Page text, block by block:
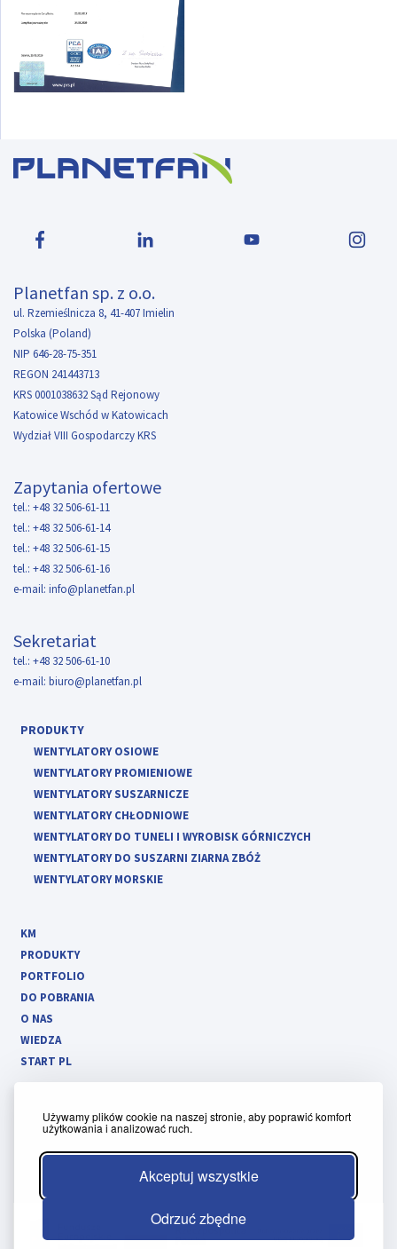
Używamy plików cookie na naszej stronie, aby poprawić komfort
użytkowania i analizować ruch.
Akceptuj wszystkie
Odrzuć zbędne
Planetfan sp. z o.o.
ul. Rzemieślnicza 8, 41-407 Imielin
Polska (Poland)
NIP 646-28-75-351
REGON 241443713
KRS 0001038632 Sąd Rejonowy
Katowice Wschód w Katowicach
Wydział VIII Gospodarczy KRS
Zapytania ofertowe
tel.: +48 32 506-61-11
tel.: +48 32 506-61-14
tel.: +48 32 506-61-15
tel.: +48 32 506-61-16
e-mail: info@planetfan.pl
Sekretariat
tel.: +48 32 506-61-10
e-mail: biuro@planetfan.pl
PRODUKTY
WENTYLATORY OSIOWE
WENTYLATORY PROMIENIOWE
WENTYLATORY SUSZARNICZE
WENTYLATORY CHŁODNIOWE
WENTYLATORY DO TUNELI I WYROBISK GÓRNICZYCH
WENTYLATORY DO SUSZARNI ZIARNA ZBÓŻ
WENTYLATORY MORSKIE
KM
PRODUKTY
PORTFOLIO
DO POBRANIA
O NAS
WIEDZA
START PL
Polityka prywatności
Regulamin panelu klienta